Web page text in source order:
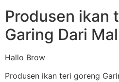
Produsen ikan
Garing Dari
Hallo Brow
Produsen ikan teri goreng